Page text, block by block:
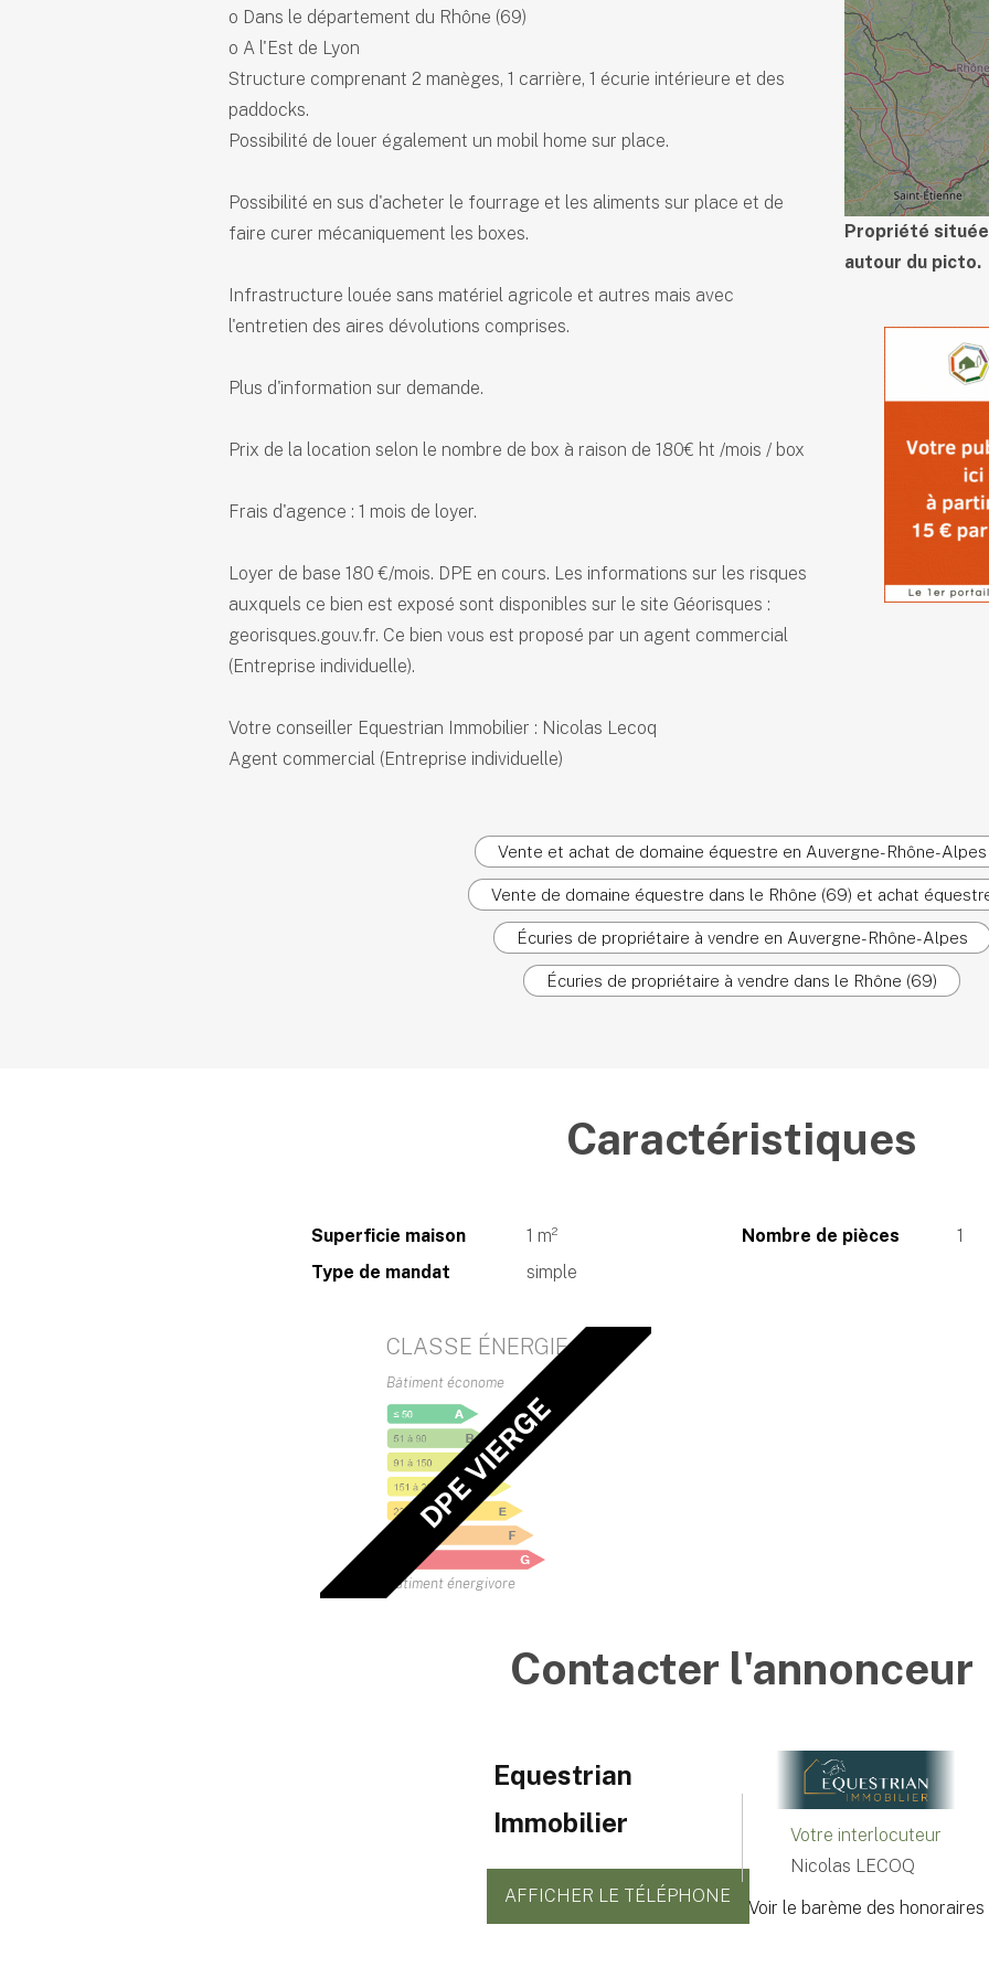
Propriété
autour du picto.
o Dans le département du Rhône (69)
o A l'Est de Lyon
Structure comprenant 2 manèges, 1 carrière, 1 écurie intérieure et des
paddocks.
Possibilité de louer également un mobil home sur place.
Possibilité en sus d'acheter le fourrage et les aliments sur place et de
faire curer mécaniquement les boxes.
Infrastructure louée sans matériel agricole et autres mais avec
l'entretien des aires dévolutions comprises.
Plus d'information sur demande.
Prix de la location selon le nombre de box à raison de 180€ ht /mois / box
Frais d'agence : 1 mois de loyer.
Loyer de base 180 €/mois. DPE en cours. Les informations sur les risques
auxquels ce bien est exposé sont disponibles sur le site Géorisques :
georisques.gouv.fr. Ce bien vous est proposé par un agent commercial
(Entreprise individuelle).
Votre conseiller Equestrian Immobilier : Nicolas Lecoq
Agent commercial (Entreprise individuelle)
Vente et achat de domaine équestre en Auvergne-Rhône-Alpes
Vente de domaine équestre dans le Rhône (69) et achat
Écuries de propriétaire à vendre en Auvergne-Rhône-Alpes
Écuries de propriétaire à vendre dans le Rhône (69)
Caractéristiques
Superficie maison 1 m² Nombre de pièces
1
Type de mandat
simple
CLASSE ÉNERGIE
Bâtiment économe
Bâtiment énergivore
DPE VIERGE
Contacter l'annonceur
Equestrian
Immobilier
AFFICHER LE TÉLÉPHONE
Votre interlocuteur
Nicolas LECOQ
Voir le barème des honoraires